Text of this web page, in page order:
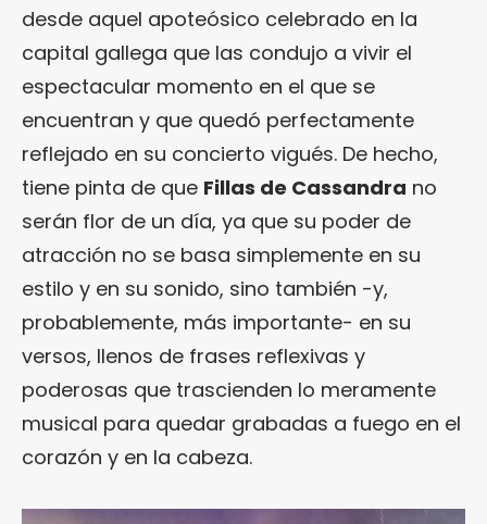
desde aquel apoteósico celebrado en la
capital gallega que las condujo a vivir el
espectacular momento en el que se
encuentran y que quedó perfectamente
reflejado en su concierto vigués. De hecho,
tiene pinta de que Fillas de Cassandra no
serán flor de un día, ya que su poder de
atracción no se basa simplemente en su
estilo y en su sonido, sino también -y,
probablemente, más importante- en su
versos, llenos de frases reflexivas y
poderosas que trascienden lo meramente
musical para quedar grabadas a fuego en el
corazón y en la cabeza.